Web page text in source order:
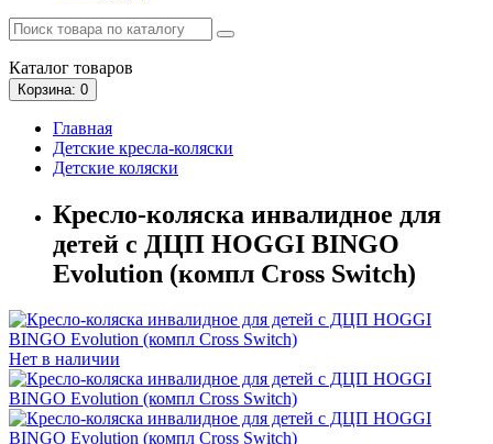
Каталог товаров
Корзина: 0
Главная
Детские кресла-коляски
Детские коляски
Кресло-коляска инвалидное для
детей с ДЦП HOGGI BINGO
Evolution (компл Cross Switch)
Нет в наличии